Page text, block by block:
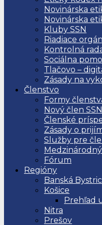
Novinárska
Novinárska
Kluby SSN
Riadiace
Kontrolná
Sociálna
Tlačovo –
Zásady na
Členstvo
Formy
Nový člen SSN
Členské
Zásady o
Služby pre
Fórum
Regióny
Banská
Košice
Prehľad
Nitra
Prešov